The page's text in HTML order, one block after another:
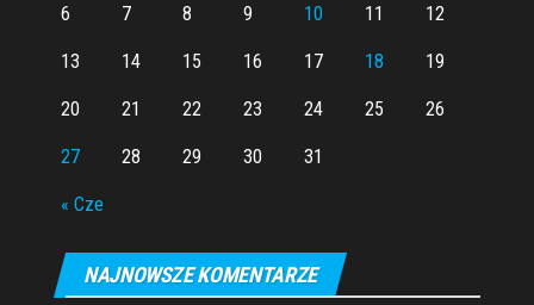
« Cze
6 7 8 9 10 11 12
13 14 15 16 17 18 19
20 21 22 23 24 25 26
27 28 29 30 31
NAJNOWSZE KOMENTARZE